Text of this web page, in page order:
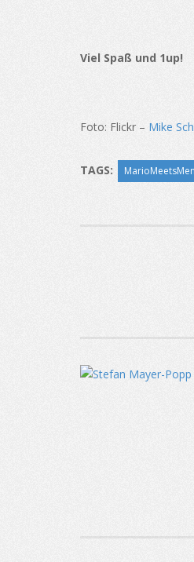
Viel Spaß und 1up!
Foto: Flickr – Mike
TAGS: